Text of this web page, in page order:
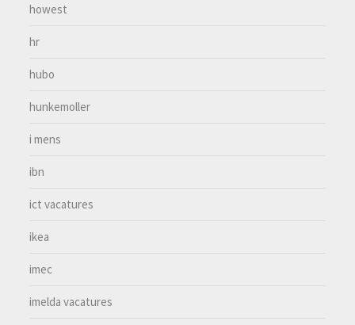
howest
hr
hubo
hunkemoller
i mens
ibn
ict vacatures
ikea
imec
imelda vacatures